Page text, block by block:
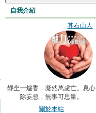
自我介紹
其石山人
靜坐一爐香，凝然萬慮亡。息心
除妄想，無事可思量。
關於本站